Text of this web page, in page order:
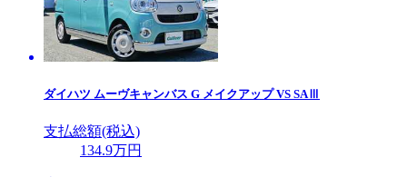
ダイハツ ムーヴキャンバス G メイクアップ VS SAⅢ
支払総額(税込)
134.9万円